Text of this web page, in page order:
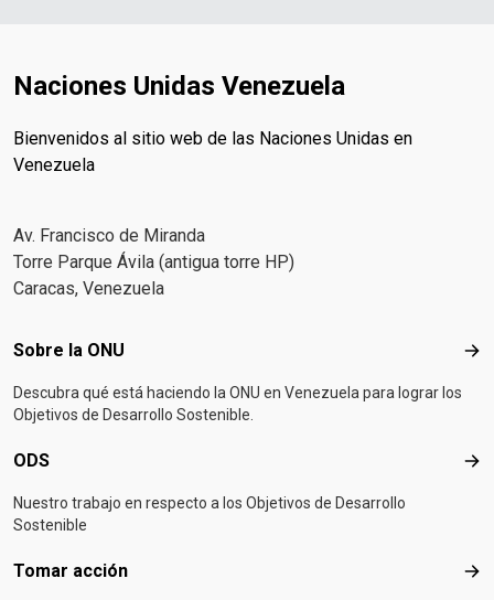
Naciones Unidas Venezuela
Bienvenidos al sitio web de las Naciones Unidas en
Venezuela
Av. Francisco de Miranda
Torre Parque Ávila (antigua torre HP)
Caracas, Venezuela
Footer menu
Sobre la ONU
Descubra qué está haciendo la ONU en Venezuela para lograr los
Objetivos de Desarrollo Sostenible.
ODS
Nuestro trabajo en respecto a los Objetivos de Desarrollo
Sostenible
Tomar acción